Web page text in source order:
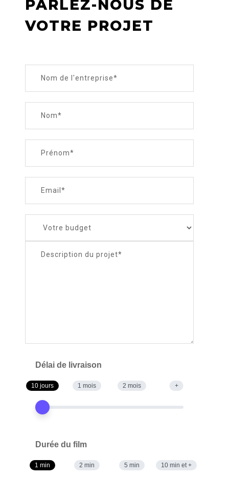
PARLEZ-NOUS DE
VOTRE PROJET
Délai de livraison
10 jours 1 mois 2 mois +
Durée du film
1 min 2 min 5 min 10 min et +